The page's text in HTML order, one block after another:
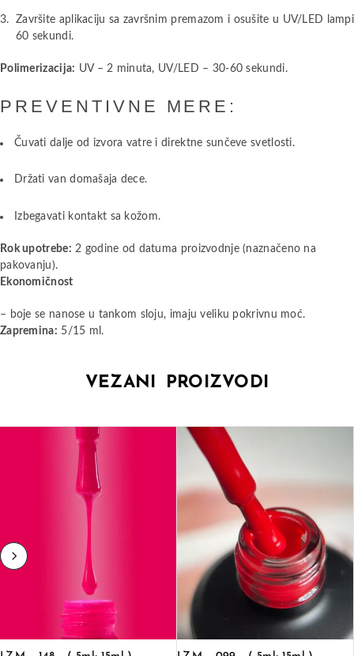
Završite aplikaciju sa završnim premazom i osušite u UV/LED lampi
60 sekundi.
Polimerizacija: UV – 2 minuta, UV/LED – 30-60 sekundi.
PREVENTIVNE MERE:
Čuvati dalje od izvora vatre i direktne sunčeve svetlosti.
Držati van domašaja dece.
Izbegavati kontakt sa kožom.
Rok upotrebe: 2 godine od datuma proizvodnje (naznačeno na
pakovanju).
Ekonomičnost
– boje se nanose u tankom sloju, imaju veliku pokrivnu moć.
Zapremina: 5/15 ml.
VEZANI PROIZVODI